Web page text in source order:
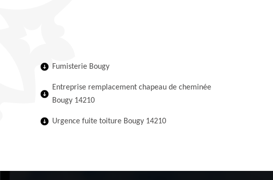
Fumisterie Bougy
Entreprise remplacement chapeau de cheminée
Bougy 14210
Urgence fuite toiture Bougy 14210